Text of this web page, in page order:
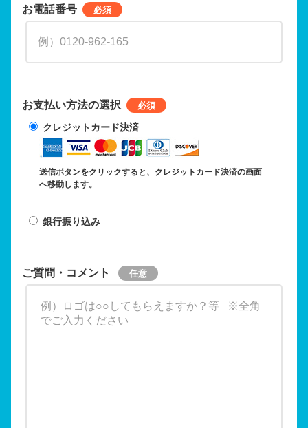
お電話番号
お支払い方法の選択
クレジットカード決済
送信ボタンをクリックすると、クレジットカード決済の画面
へ移動します。
銀行振り込み
ご質問・コメント